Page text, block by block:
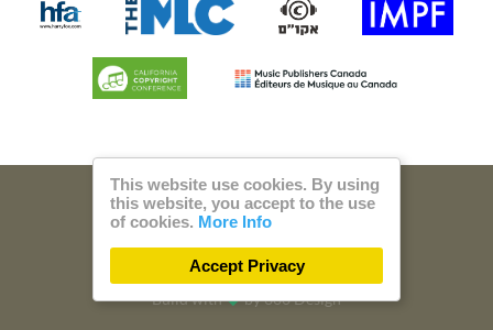
© 2026 Steam Music
Privacy Imprint
Build with by300 Design
This website use cookies. By using
this website, you accept to the use
of cookies. More Info
Accept Privacy